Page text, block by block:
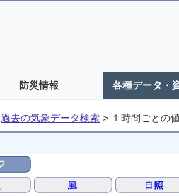
防災情報 各種データ・
過去の気象データ検索 > １時間ごとの